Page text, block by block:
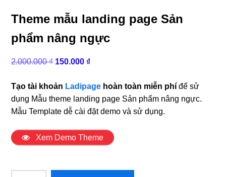
Theme mẫu landing page Sản
phẩm nâng ngực
2.000.000₫ Giá
là:
2.000.000 ₫.
150.000 ₫Giá
tại
là:
150.000 ₫.
Tạo tài khoản Ladipage hoàn toàn miễn phí để sử
dụng Mẫu theme landing page Sản phẩm nâng ngực.
Mẫu Template dễ cài đặt demo và sử dụng.
Xem Demo Theme